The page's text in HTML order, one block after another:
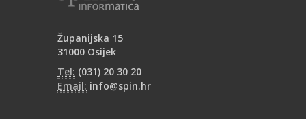
Županijska 15
31000 Osijek
Tel: (031) 20 30 20
Email: info@spin.hr